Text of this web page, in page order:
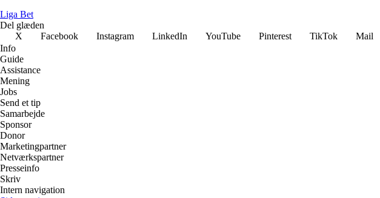
Liga Bet
Del glæden
X
Facebook Instagram LinkedIn YouTube Pinterest TikTok Mail
Info
Guide
Assistance
Mening
Jobs
Send et tip
Samarbejde
Sponsor
Donor
Marketingpartner
Netværkspartner
Presseinfo
Skriv
Intern navigation